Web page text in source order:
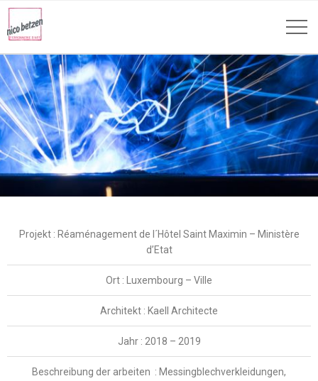
Projekt : Réaménagement de l´Hôtel Saint Maximin – Ministère
d’Etat
Ort : Luxembourg – Ville
Architekt : Kaell Architecte
Jahr : 2018 – 2019
Beschreibung der arbeiten : Messingblechverkleidungen,